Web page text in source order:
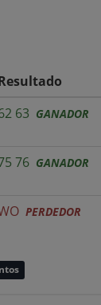
63 GANADOR
76 GANADOR
PERDEDOR